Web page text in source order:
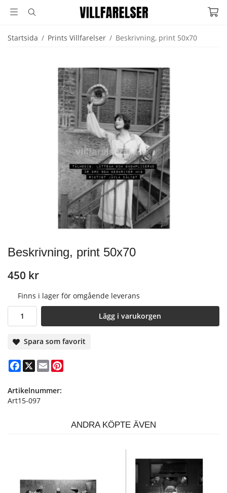
Startsida / Prints Villfarelser / Beskrivning, print 50x70
Beskrivning, print 50x70
450 kr
Finns i lager för omgående leverans
Lägg i varukorgen
Spara som favorit
Facebook
X Email
Artikelnummer:
Art15-097
ANDRA KÖPTE ÄVEN